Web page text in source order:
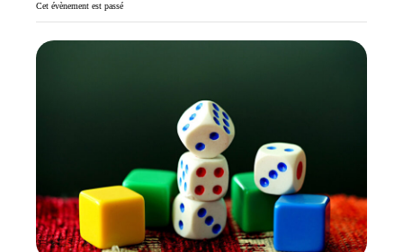
Cet évènement est passé